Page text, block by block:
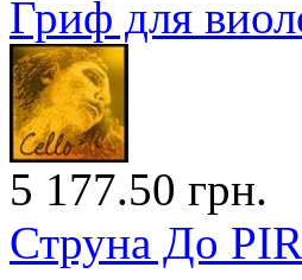
Гриф для
5 177.50 грн.
Струна До